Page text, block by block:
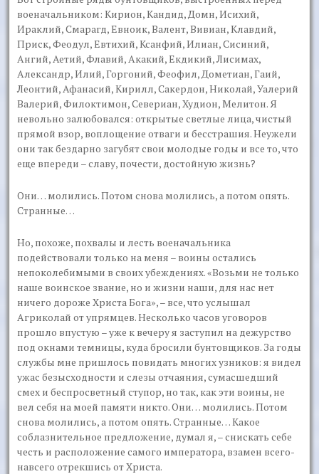
военачальником: Кирион, Кандид, Домн, Исихий,
Ираклий, Смарагд, Евноик, Валент, Вивиан, Клавдий,
Приск, Феодул, Евтихий, Ксанфий, Илиан, Сисиний,
Ангий, Аетий, Флавий, Акакий, Екдикий, Лисимах,
Александр, Илий, Горгоний, Феофил, Дометиан, Гаий,
Леонтий, Афанасий, Кирилл, Сакердон, Николай, Уалерий
Валерий, Филоктимон, Севериан, Худион, Мелитон. Я
невольно залюбовался: открытые светлые лица, чистый
прямой взор, воплощение отваги и бесстрашия. Неужели
они так бездарно загубят свои молодые годы и все то, что
еще впереди – славу, почести, достойную жизнь?
Они… молились. Потом снова молились, а потом опять.
Странные…
Но, похоже, похвалы и лесть военачальника
подействовали только на меня – воины остались
непоколебимыми в своих убеждениях. «Возьми не только
наше воинское звание, но и жизни наши, для нас нет
ничего дороже Христа Бога», – все, что услышал
Агриколай от упрямцев. Несколько часов уговоров
прошло впустую – уже к вечеру я заступил на дежурство
под окнами темницы, куда бросили бунтовщиков. За годы
службы мне пришлось повидать многих узников: я видел
ужас безысходности и слезы отчаяния, сумасшедший
смех и беспросветный ступор, но так, как эти воины, не
вел себя на моей памяти никто. Они… молились. Потом
снова молились, а потом опять. Странные… Какое
соблазнительное предложение, думал я, – снискать себе
честь и расположение самого императора, взамен всего-
навсего отрекшись от Христа.